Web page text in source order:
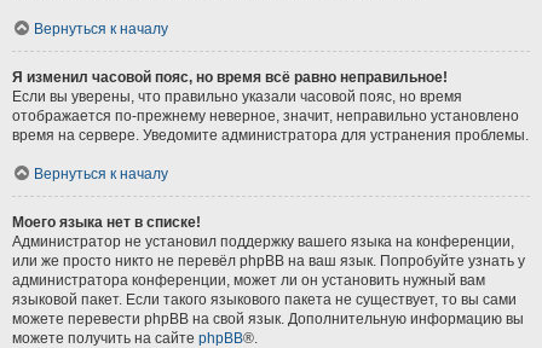
Вернуться к началу
Я изменил часовой пояс, но время всё равно неправильное!
Если вы уверены, что правильно указали часовой пояс, но время
отображается по-прежнему неверное, значит, неправильно установлено
время на сервере. Уведомите администратора для устранения проблемы.
Вернуться к началу
Моего языка нет в списке!
Администратор не установил поддержку вашего языка на конференции,
или же просто никто не перевёл phpBB на ваш язык. Попробуйте узнать у
администратора конференции, может ли он установить нужный вам
языковой пакет. Если такого языкового пакета не существует, то вы сами
можете перевести phpBB на свой язык. Дополнительную информацию вы
можете получить на сайте phpBB®.